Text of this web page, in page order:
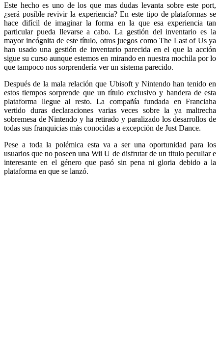
Este hecho es uno de los que mas dudas levanta sobre este port,
¿será posible revivir la experiencia? En este tipo de plataformas se
hace difícil de imaginar la forma en la que esa experiencia tan
particular pueda llevarse a cabo. La gestión del inventario es la
mayor incógnita de este título, otros juegos como The Last of Us ya
han usado una gestión de inventario parecida en el que la acción
sigue su curso aunque estemos en mirando en nuestra mochila por lo
que tampoco nos sorprendería ver un sistema parecido.
Después de la mala relación que Ubisoft y Nintendo han tenido en
estos tiempos sorprende que un título exclusivo y bandera de esta
plataforma llegue al resto. La compañía fundada en Franciaha
vertido duras declaraciones varias veces sobre la ya maltrecha
sobremesa de Nintendo y ha retirado y paralizado los desarrollos de
todas sus franquicias más conocidas a excepción de Just Dance.
Pese a toda la polémica esta va a ser una oportunidad para los
usuarios que no poseen una Wii U de disfrutar de un titulo peculiar e
interesante en el género que pasó sin pena ni gloria debido a la
plataforma en que se lanzó.